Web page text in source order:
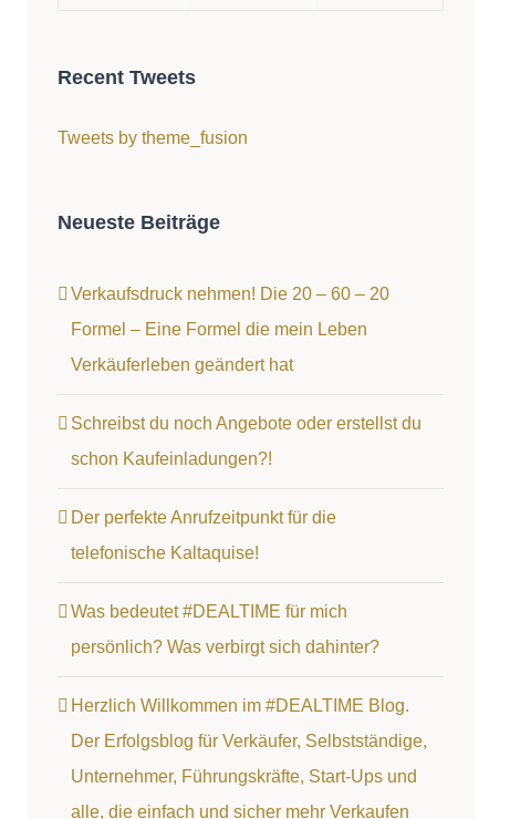
Recent Tweets
Tweets by theme_fusion
Neueste Beiträge
Verkaufsdruck nehmen! Die 20 – 60 – 20
Formel – Eine Formel die mein Leben
Verkäuferleben geändert hat
Schreibst du noch Angebote oder erstellst du
schon Kaufeinladungen?!
Der perfekte Anrufzeitpunkt für die
telefonische Kaltaquise!
Was bedeutet #DEALTIME für mich
persönlich? Was verbirgt sich dahinter?
Herzlich Willkommen im #DEALTIME Blog.
Der Erfolgsblog für Verkäufer, Selbstständige,
Unternehmer, Führungskräfte, Start-Ups und
alle, die einfach und sicher mehr Verkaufen